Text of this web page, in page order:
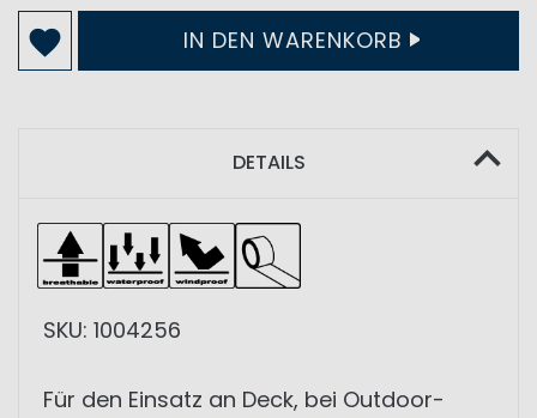
IN DEN WARENKORB
DETAILS
SKU: 1004256
Für den Einsatz an Deck, bei Outdoor-